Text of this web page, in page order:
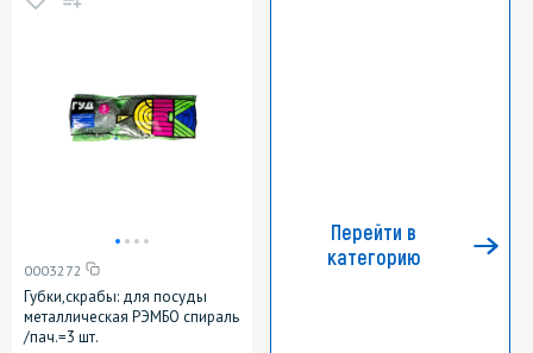
0003272
Губки,скрабы: для посуды
металлическая РЭМБО спираль
/пач.=3 шт.
Перейти в
категорию